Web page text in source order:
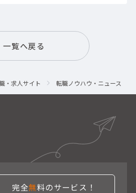
一覧へ戻る
・求人サイト 転職ノウハウ・ニュース
完全無料のサービス！